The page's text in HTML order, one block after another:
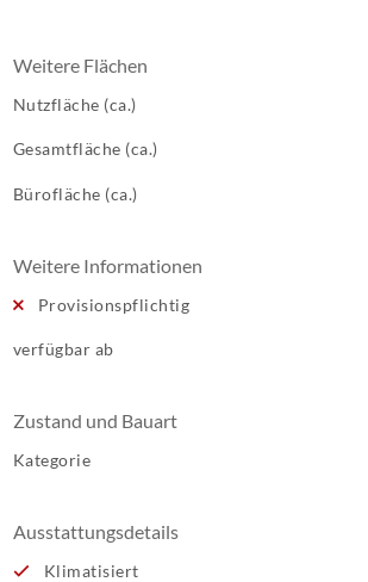
Weitere Flächen
Nutzfläche (ca.)
Gesamtfläche (ca.)
Bürofläche (ca.)
Weitere Informationen
Provisionspflichtig
verfügbar ab
Zustand und Bauart
Kategorie
Ausstattungsdetails
Klimatisiert